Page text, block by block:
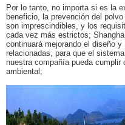
Por lo tanto, no importa si es la
beneficio, la prevención del
son imprescindibles, y los
cada vez más estrictos;
continuará mejorando el diseño
relacionadas, para que el
nuestra compañía pueda
ambiental;